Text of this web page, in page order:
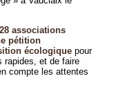
associations
pétition
écologique pour
rapides, et de faire
compte les attentes